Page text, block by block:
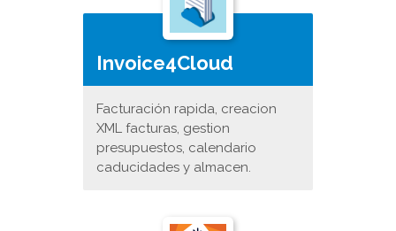
Invoice4Cloud
Facturación rapida, creacion
XML facturas, gestion
presupuestos, calendario
caducidades y almacen.